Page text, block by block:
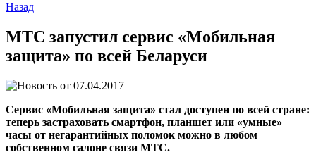
Назад
МТС запустил сервис «Мобильная
защита» по всей Беларуси
07.04.2017
Сервис «Мобильная защита» стал доступен по всей стране:
теперь застраховать смартфон, планшет или «умные»
часы от негарантийных поломок можно в любом
собственном салоне связи МТС.